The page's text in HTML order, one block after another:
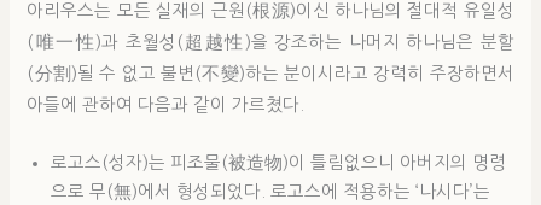
아리우스는 모든 실재의 근원(根源)이신 하나님의 절대적 유일성
(唯一性)과 초월성(超越性)을 강조하는 나머지 하나님은 분할
(分割)될 수 없고 불변(不變)하는 분이시라고 강력히 주장하면서
아들에 관하여 다음과 같이 가르쳤다.
로고스(성자)는 피조물(被造物)이 틀림없으니 아버지의 명령
으로 무(無)에서 형성되었다. 로고스에 적용하는 ‘나시다’는